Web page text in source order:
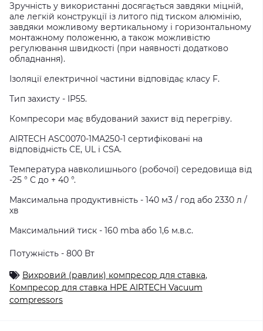
Зручність у використанні досягається завдяки міцній,
але легкій конструкції із литого під тиском алюмінію,
завдяки можливому вертикальному і горизонтальному
монтажному положенню, а також можливістю
регулювання швидкості (при наявності додатково
обладнання).
Ізоляції електричної частини відповідає класу F.
Тип захисту - IP55.
Компресори має вбудований захист від перегріву.
AIRTECH ASC0070-1MA250-1 сертифіковані на
відповідність CE, UL і CSA.
Температура навколишнього (робочої) середовища від
-25 ° C до + 40 °.
Максимальна продуктивність - 140 м3 / год або 2330 л /
хв
Максимальний тиск - 160 mba або 1,6 м.в.с.
Потужність - 800 Вт
Вихровий (равлик) компресор для ставка,
Компресор для ставка HPE AIRTECH Vacuum
compressors